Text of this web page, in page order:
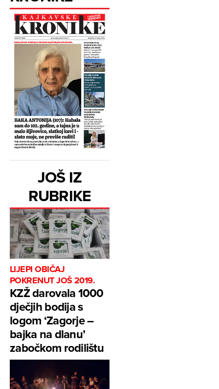
JOŠ IZ
RUBRIKE
LIJEPI OBIČAJ
POKRENUT JOŠ 2019.
KZŽ darovala 1000
dječjih bodija s
logom ‘Zagorje –
bajka na dlanu’
zabočkom rodilištu